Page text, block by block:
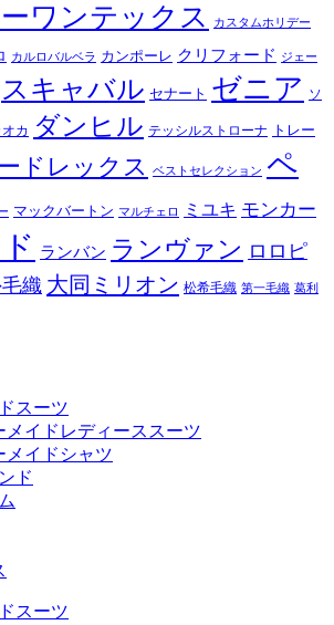
ワンテックス カスタムホリデー
カルロバルベラ カンポーレ クリフォード ジェー
スキャバル セナート ゼニア ソ
カ ダンヒル テッシルストローナ トレー
ドレックス ベストセレクション ペ
マックバートン マルチェロ ミユキ モンカー
ランバン ランヴァン ロロピ
織 大同ミリオン 松希毛織 第一毛織 葛利
スーツ
メイドレディーススーツ
メイドシャツ
ド
スーツ